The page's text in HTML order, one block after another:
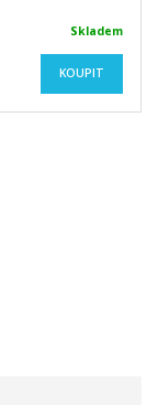
Skladem
KOUPIT